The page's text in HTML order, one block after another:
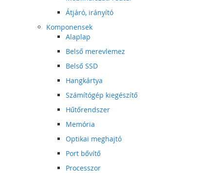
Átjáró, irányító
Komponensek
Alaplap
Belső merevlemez
Belső SSD
Hangkártya
Számítógép kiegészítő
Hűtőrendszer
Memória
Optikai meghajtó
Port bővítő
Processzor